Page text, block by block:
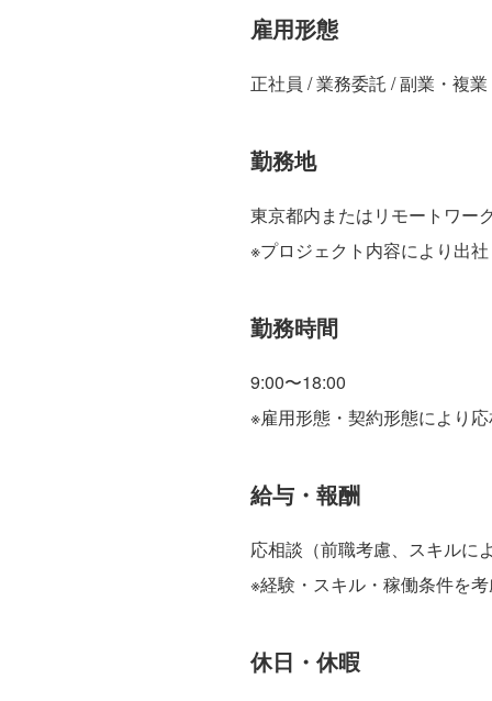
雇用形態
正社員 / 業務委託 / 副業・複業
勤務地
東京都内またはリモートワー
※プロジェクト内容により出
勤務時間
9:00〜18:00
※雇用形態・契約形態により
給与・報酬
応相談（前職考慮、スキルに
※経験・スキル・稼働条件を
休日・休暇